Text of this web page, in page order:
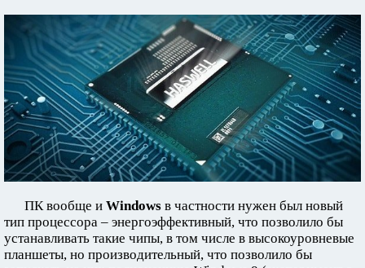
ПК вообще и Windows в частности нужен был новый
тип процессора – энергоэффективный, что позволило бы
устанавливать такие чипы, в том числе в высокоуровневые
планшеты, но производительный, что позволило бы